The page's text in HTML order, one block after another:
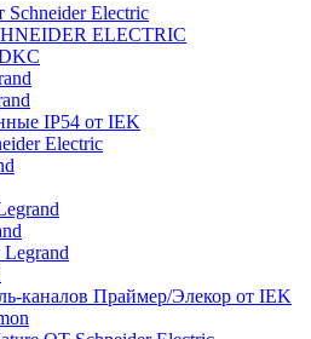
Schneider Electric
ELECTRIC
IP54 от IEK
Electric
каналов Праймер/Элекор от IEK